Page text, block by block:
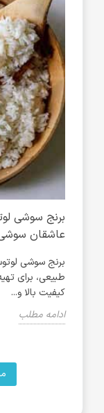
عاشقان
طبیعی، برای
کیفیت بالا و...
ادامه مطلب